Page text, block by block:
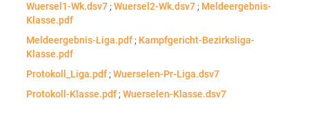
Wuersel1-Wk.dsv7;Wuersel2-Wk.dsv7; Meldeergebnis-
Klasse.pdf
Meldeergebnis-Liga.pdf; Kampfgericht-Bezirksliga-
Klasse.pdf
Protokoll_Liga.pdf;Wuerselen-Pr-Liga.dsv7
Protokoll-Klasse.pdf;Wuerselen-Klasse.dsv7